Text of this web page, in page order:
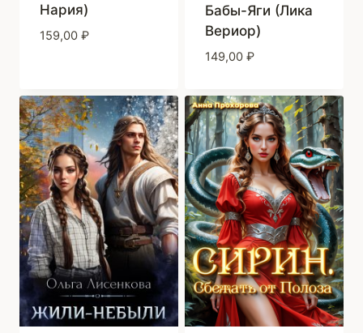
Нария)
159,00 ₽
Бабы-Яги (Лика
Вериор)
149,00 ₽